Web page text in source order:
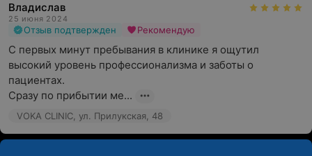
Владислав
25 июня 2024
Отзыв подтвержден Рекомендую
С первых минут пребывания в клинике я ощутил
высокий уровень профессионализма и заботы о
пациентах.
Сразу по прибытии ме...
VOKA CLINIC, ул. Прилукская, 48